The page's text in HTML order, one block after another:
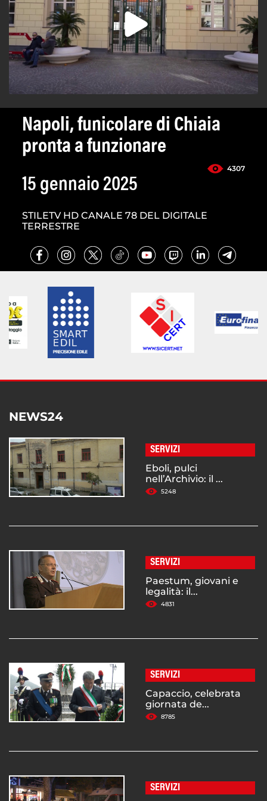
Napoli, funicolare di Chiaia
pronta a funzionare
4307
15 gennaio 2025
STILETV HD CANALE 78 DEL DIGITALE
TERRESTRE
NEWS24
SERVIZI
Eboli, pulci
nell’Archivio: il ...
5248
SERVIZI
Paestum, giovani e
legalità: il...
4831
SERVIZI
Capaccio, celebrata
giornata de...
8785
SERVIZI